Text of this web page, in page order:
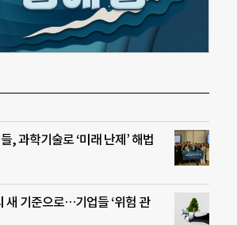
, 과학기술로 ‘미래 난제’ 해법
새 기준으로…기업들 ‘위험 관